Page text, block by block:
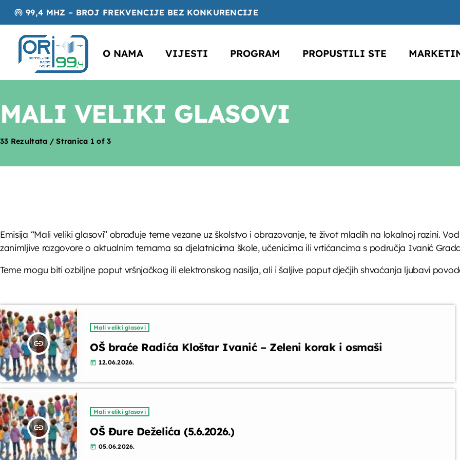
wifi_tethering 99,4 MHZ – BROJ FREKVENCIJE BEZ KONKURENCIJE
O NAMA VIJESTI PROGRAM PROPUSTILI STE
MALI VELIKI GLASOVI
33 Rezultata / Stranica 1 of 3
Emisija “Mali veliki glasovi” obrađuje teme vezane uz školstvo i obrazovanje, te život mladih na lokalnoj razini.
zanimljive razgovore o aktualnim temama sa djelatnicima škole, učenicima ili vrtićancima s područja Ivanić
Teme mogu biti ozbiljne poput vršnjačkog ili elektronskog nasilja, ali i šaljive poput dječjih shvaćanja ljubavi
insert_link
Mali veliki glasovi
OŠ braće Radića Kloštar Ivanić – Zeleni korak i osmaši
today 12.06.2026.
insert_link
Mali veliki glasovi
OŠ Đure Deželića (5.6.2026.)
today 05.06.2026.